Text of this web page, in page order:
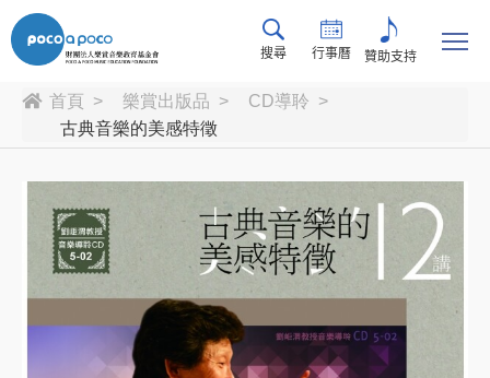
搜尋 行事曆 贊助支持
首頁 樂賞出版品
CD導聆
古典音樂的美感特徵